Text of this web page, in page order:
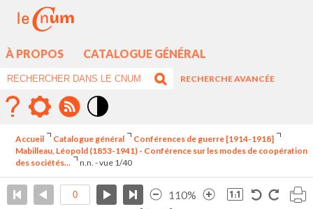
À PROPOS CATALOGUE GÉNÉRAL
RECHERCHE AVANCÉE
élévé
Accueil Catalogue général
Conférences de guerre [1914-1918]
Mabilleau, Léopold (1853-1941) - Conférence sur les modes de coopération
des sociétés...
n.n. - vue 1/40
110%